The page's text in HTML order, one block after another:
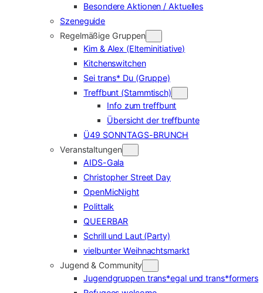
Besondere Aktionen / Aktuelles
Szeneguide
Regelmäßige Gruppen
Kim & Alex (Elterninitiative)
Kitchenswitchen
Sei trans* Du (Gruppe)
Treffbunt (Stammtisch)
Info zum treffbunt
Übersicht der treffbunte
Ü49 SONNTAGS-BRUNCH
Veranstaltungen
AIDS-Gala
Christopher Street Day
OpenMicNight
Polittalk
QUEERBAR
Schrill und Laut (Party)
vielbunter Weihnachtsmarkt
Jugend & Community
Jugendgruppen trans*egal und trans*formers